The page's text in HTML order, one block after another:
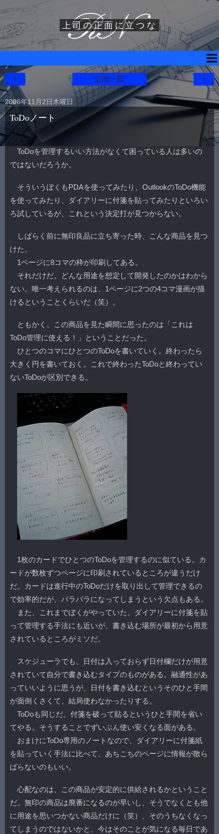
上司の正面に立つな
›
‹ 記事一覧
2006年11月2日木曜日
ToDoノート
ToDoを管理するいい方法がなくて困っている人は多いの
ではないだろうか。
そういうぼくもPDAを使ってみたり、OutlookのToDo機能
を使ってみたり、ダイアリーに付箋を貼ってみたりといろい
ろ試しているが、これという決定打が見つからない。
しばらく前に無印良品に立ち寄った時、こんな商品を見つ
けた。
1ページに8コマの枠が印刷してある。
それだけだ。どんな用途を想定して開発したのかはわから
ない。唯一考えられるのは、1ページに2つの4コマ漫画が描
けるということくらいだ（笑）。
ともかく、この商品を見た瞬間に思ったのは「これは
ToDo管理に使える！」ということだった。
ひとつのコマにひとつのToDoを書いていく。終わったら
大きく円を書いておく。これで終わったToDoと終わってい
ないToDoが区別できる。
1枚のカードでひとつのToDoを管理するのに似ている。カ
ードが数枚ずつページに印刷されているところが違うだけ
だ。カードは進行中のToDoだけを取り出して管理できるの
で効率的だが、バラバラになってしまうという欠点もある。
また、これまでぼくがやっていた、ダイアリーに付箋を貼
って管理する手法にも近いが、書き込む場所が最初から用意
されているところがミソだ。
スケジューラでも、日付は入っておらず日付欄だけが用意
されていて自分で書き込むタイプのものがある。融通性があ
っていいように思うが、日付を書き込むというそのひと手間
が面倒くさくて、結局使わなかったりする。
ToDoも同じだ。付箋を破って貼るというひと手間を省い
てやる。そうすることでずいぶん使い安くなる面がある。
おまけにToDo専用のノートなので、ダイアリーに付箋紙
を貼っていく手法に比べて、あちこちのページに情報が散ら
ばらないのもいい。
心配なのは、この商品が安定的に供給されるかということ
だ。無印の商品は廃番になるのが早いし、そうでなくとも他
に用途を思いつかない商品だけに（笑）、そのうちなくなっ
てしまうのではないかと、今はそのことが気になる毎日であ